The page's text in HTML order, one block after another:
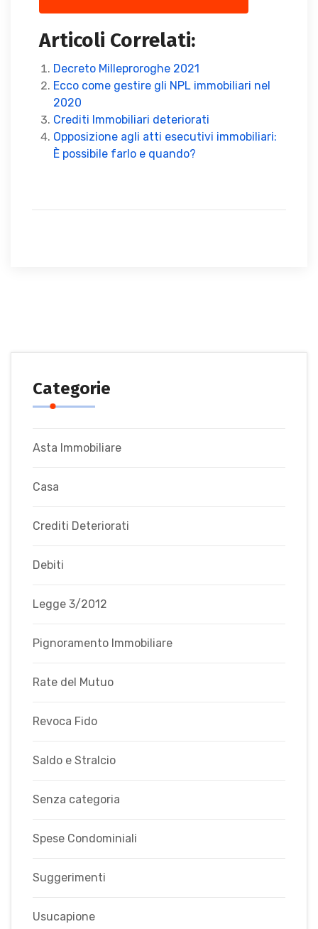
Articoli Correlati:
Decreto Milleproroghe 2021
Ecco come gestire gli NPL immobiliari nel
2020
Crediti Immobiliari deteriorati
Opposizione agli atti esecutivi immobiliari:
È possibile farlo e quando?
Categorie
Asta Immobiliare
Casa
Crediti Deteriorati
Debiti
Legge 3/2012
Pignoramento Immobiliare
Rate del Mutuo
Revoca Fido
Saldo e Stralcio
Senza categoria
Spese Condominiali
Suggerimenti
Usucapione